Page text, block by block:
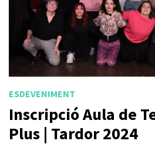
ESDEVENIMENT
Inscripció Aula de
Plus | Tardor 2024